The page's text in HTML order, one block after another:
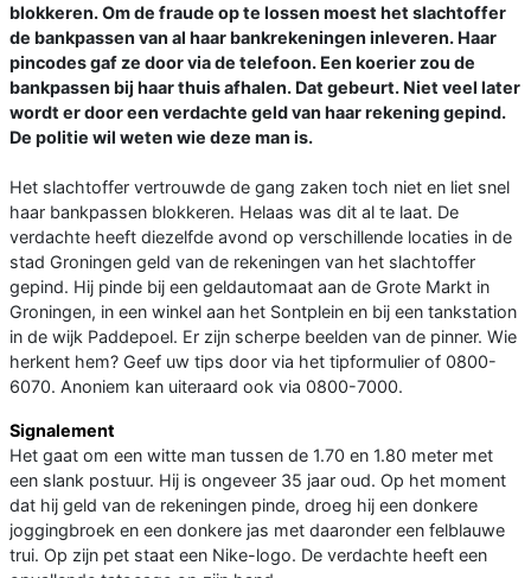
blokkeren. Om de fraude op te lossen moest het slachtoffer
de bankpassen van al haar bankrekeningen inleveren. Haar
pincodes gaf ze door via de telefoon. Een koerier zou de
bankpassen bij haar thuis afhalen. Dat gebeurt. Niet veel later
wordt er door een verdachte geld van haar rekening gepind.
De politie wil weten wie deze man is.
Het slachtoffer vertrouwde de gang zaken toch niet en liet snel
haar bankpassen blokkeren. Helaas was dit al te laat. De
verdachte heeft diezelfde avond op verschillende locaties in de
stad Groningen geld van de rekeningen van het slachtoffer
gepind. Hij pinde bij een geldautomaat aan de Grote Markt in
Groningen, in een winkel aan het Sontplein en bij een tankstation
in de wijk Paddepoel. Er zijn scherpe beelden van de pinner. Wie
herkent hem? Geef uw tips door via het tipformulier of 0800-
6070. Anoniem kan uiteraard ook via 0800-7000.
Signalement
Het gaat om een witte man tussen de 1.70 en 1.80 meter met
een slank postuur. Hij is ongeveer 35 jaar oud. Op het moment
dat hij geld van de rekeningen pinde, droeg hij een donkere
joggingbroek en een donkere jas met daaronder een felblauwe
trui. Op zijn pet staat een Nike-logo. De verdachte heeft een